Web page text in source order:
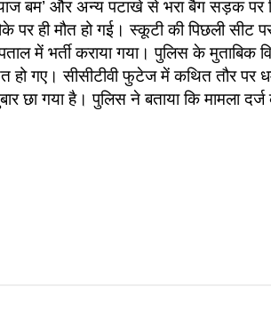
बम’ और अन्य पटाखे से भरा बैग सड़क पर
ही मौत हो गई। स्कूटी की पिछली सीट
में भर्ती कराया गया। पुलिस के मुताबिक
हो गए। सीसीटीवी फुटेज में कथित तौर पर
छा गया है। पुलिस ने बताया कि मामला